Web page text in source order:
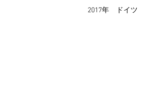
2017年　ドイツ